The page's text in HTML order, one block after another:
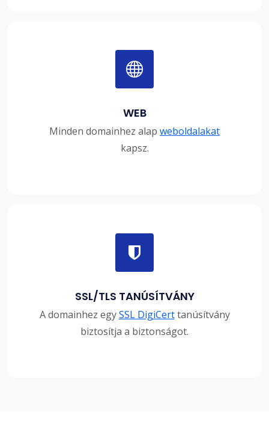
WEB
Minden domainhez alap weboldalakat
kapsz.
SSL/TLS TANÚSÍTVÁNY
A domainhez egySSL DigiCerttanúsítvány
biztosítja a biztonságot.